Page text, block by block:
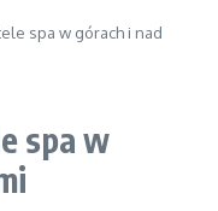
spa w górach i nad
spa w